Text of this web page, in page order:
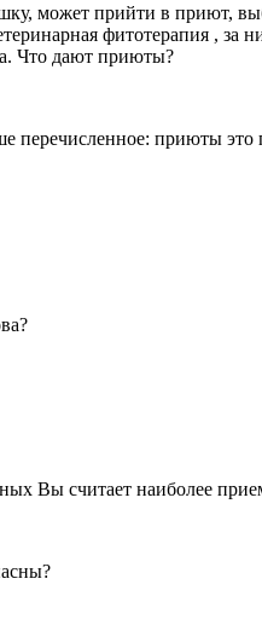
может прийти в приют,
фитотерапия ,
Что дают приюты?
приюты это
Вы считает наиболее